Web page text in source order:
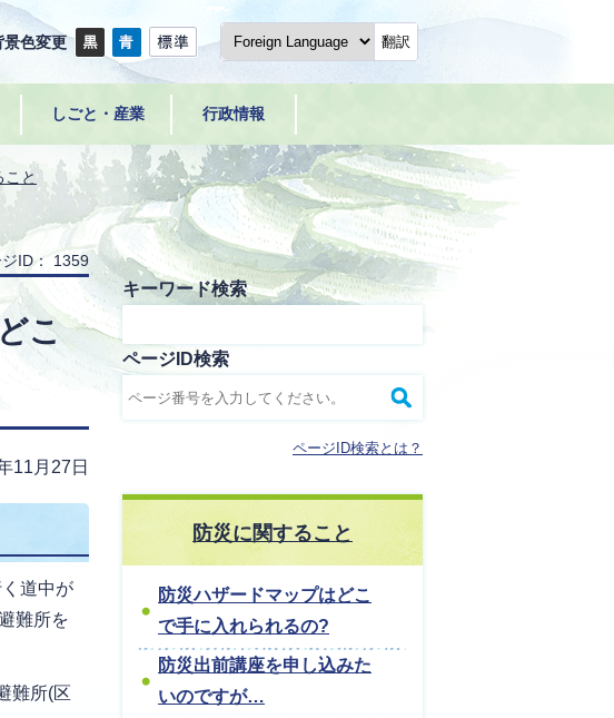
景色変更 翻訳
しごと・産業 行政情報
こと
ID： 1359
こ
11月27日
道中が
難所を
難所(区
キーワード検索
ページID検索
ページID検索とは？
防災に関すること
防災ハザードマップはどこ
で手に入れられるの?
防災出前講座を申し込みた
いのですが…